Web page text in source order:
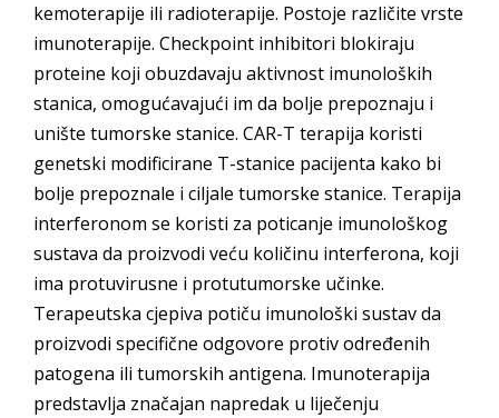
kemoterapije ili radioterapije. Postoje različite vrste
imunoterapije. Checkpoint inhibitori blokiraju
proteine koji obuzdavaju aktivnost imunoloških
stanica, omogućavajući im da bolje prepoznaju i
unište tumorske stanice. CAR-T terapija koristi
genetski modificirane T-stanice pacijenta kako bi
bolje prepoznale i ciljale tumorske stanice. Terapija
interferonom se koristi za poticanje imunološkog
sustava da proizvodi veću količinu interferona, koji
ima protuvirusne i protutumorske učinke.
Terapeutska cjepiva potiču imunološki sustav da
proizvodi specifične odgovore protiv određenih
patogena ili tumorskih antigena. Imunoterapija
predstavlja značajan napredak u liječenju